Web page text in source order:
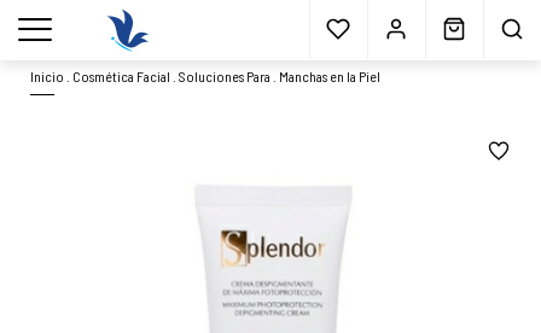
Envío gratisa partir 40€* Muestras gratis Blog
menu
Inicio Cosmética Facial .Soluciones Para Manchas en la Piel